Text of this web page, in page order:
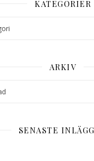
KATEGORIER
ARKIV
SENASTE